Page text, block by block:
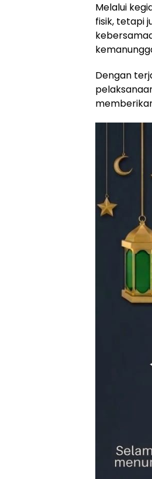
Melalui
fisik, tetapi
Dengan